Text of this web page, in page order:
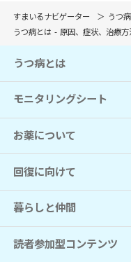
すまいるナビゲーター
うつ病
うつ病とは - 原因、症状、治療
うつ病とは
モニタリングシート
お薬について
回復に向けて
暮らしと仲間
読者参加型コンテンツ